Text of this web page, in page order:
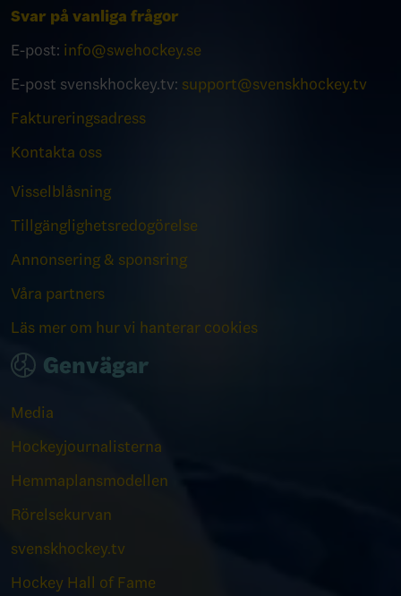
Svar på vanliga frågor
E-post: info@swehockey.se
E-post svenskhockey.tv: support@svenskhockey.tv
Faktureringsadress
Kontakta oss
Visselblåsning
Tillgänglighetsredogörelse
Annonsering & sponsring
Våra partners
Läs mer om hur vi hanterar cookies
Genvägar
Media
Hockeyjournalisterna
Hemmaplansmodellen
Rörelsekurvan
svenskhockey.tv
Hockey Hall of Fame